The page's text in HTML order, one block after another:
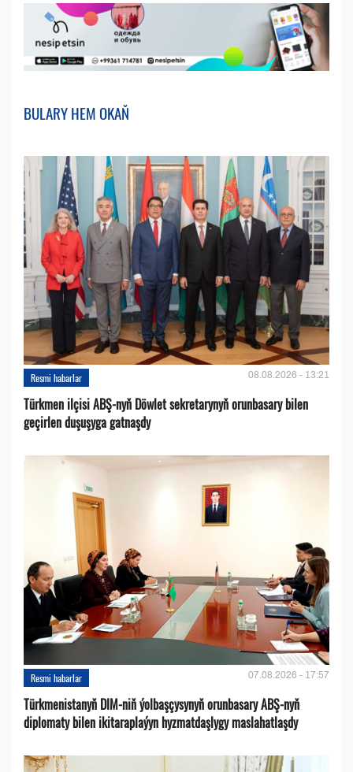
BULARY HEM OKAŇ
Resmi habarlar 08.08.2026 - 13:21
Türkmen ilçisi ABŞ-nyň Döwlet sekretarynyň orunbasary bilen
geçirlen duşuşyga gatnaşdy
Resmi habarlar 07.08.2026 - 17:57
Türkmenistanyň DIM-niň ýolbaşçysynyň orunbasary ABŞ-nyň
diplomaty bilen ikitaraplaýyn hyzmatdaşlygy maslahatlaşdy